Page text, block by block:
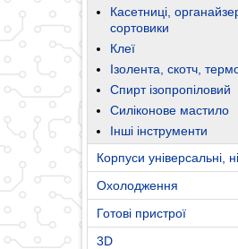
Касетниці,
сортовики
Клеї
Ізолента, скотч,
Спирт ізопропіловий
Силіконове мастило
Інші інструменти
Корпуси універсальні,
Охолодження
Готові пристрої
3D